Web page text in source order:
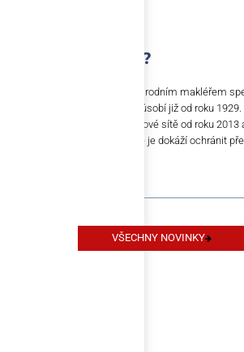
Kdo je AU Group?
je nezávislým mezinárodním makléřem
obchodní pohledávky. Na trhu působí již od roku
je součástí této celosvětové sítě od roku 2013
partnerům nabízí produkty, které je dokáží ochránit
VŠECHNY NOVINKY